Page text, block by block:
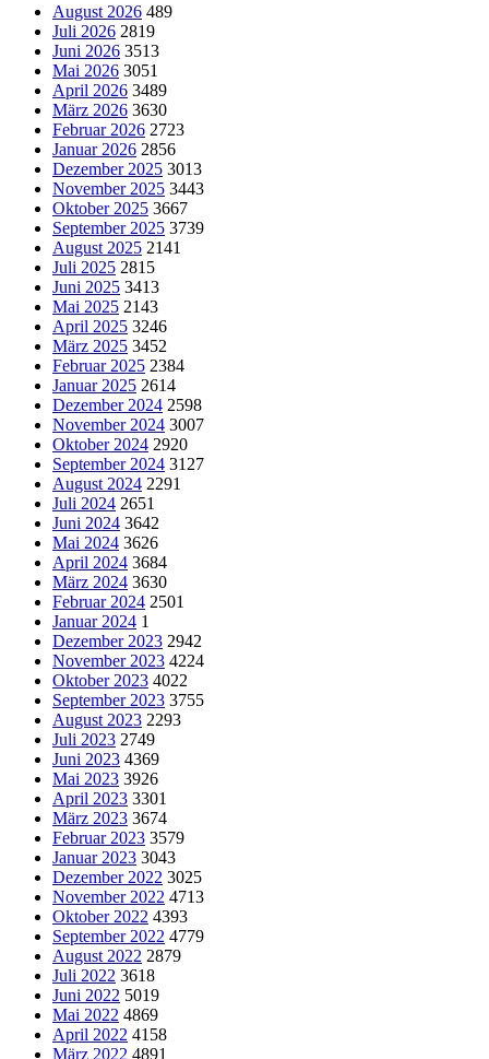
August 2026 489
Juli 2026 2819
Juni 2026 3513
Mai 2026 3051
April 2026 3489
März 2026 3630
Februar 2026 2723
Januar 2026 2856
Dezember 2025 3013
November 2025 3443
Oktober 2025 3667
September 2025 3739
August 2025 2141
Juli 2025 2815
Juni 2025 3413
Mai 2025 2143
April 2025 3246
März 2025 3452
Februar 2025 2384
Januar 2025 2614
Dezember 2024 2598
November 2024 3007
Oktober 2024 2920
September 2024 3127
August 2024 2291
Juli 2024 2651
Juni 2024 3642
Mai 2024 3626
April 2024 3684
März 2024 3630
Februar 2024 2501
Januar 2024 1
Dezember 2023 2942
November 2023 4224
Oktober 2023 4022
September 2023 3755
August 2023 2293
Juli 2023 2749
Juni 2023 4369
Mai 2023 3926
April 2023 3301
März 2023 3674
Februar 2023 3579
Januar 2023 3043
Dezember 2022 3025
November 2022 4713
Oktober 2022 4393
September 2022 4779
August 2022 2879
Juli 2022 3618
Juni 2022 5019
Mai 2022 4869
April 2022 4158
März 2022 4891